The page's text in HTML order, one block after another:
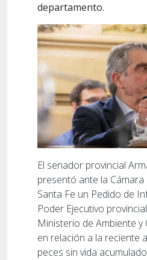
departamento.
El senador provincial
presentó ante la
Santa Fe un Pedido de
Poder Ejecutivo
Ministerio de Ambiente y
en relación a la reciente
peces sin vida